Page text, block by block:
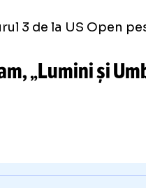
3 de la US Open
„Lumini și